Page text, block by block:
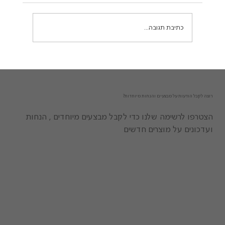
כתיבת תגובה...
רוצה לקבל הודעות על מבצעים והנחות מיוחדות?
הצטרפו לרשימה שלנו כדי לקבל מבצעים מיוחדים , הנחות
ועדכונים על מוצרים חדשים